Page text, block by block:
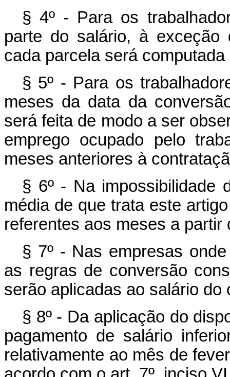
§ 4º - Para os
parte do salário, à exceção
cada parcela será
§ 5º - Para os
meses da data da
será feita de modo a ser
emprego ocupado pelo
meses anteriores à
§ 6º - Na impossibilidade
média de que trata este
referentes aos meses a partir
§ 7º - Nas empresas
as regras de conversão
serão aplicadas ao salário do
§ 8º - Da aplicação do
pagamento de salário
relativamente ao mês de